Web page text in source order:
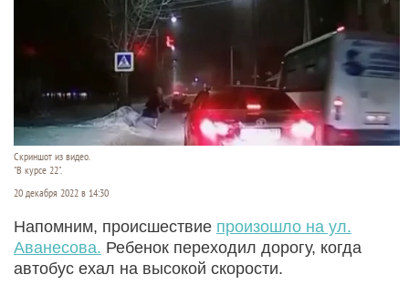
Скриншот из видео.
"В курсе 22".
20 декабря 2022 в 14:30
Напомним, происшествие произошло на ул.
Аванесова. Ребенок переходил дорогу, когда
автобус ехал на высокой скорости.